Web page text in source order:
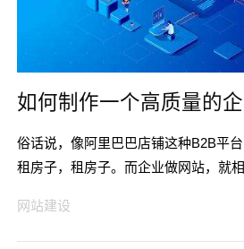
如何制作一个高质量的
俗话说，像阿里巴巴店铺这种B2B平
租房子，租房子。而企业做网站，就
租，你住的房子就没了。 所以在互
要做一个企业网站。应该建一个什么
网站建设